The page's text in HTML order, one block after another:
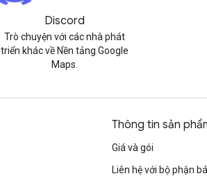
Discord
Trò chuyện với các nhà phát
triển khác về Nền tảng Google
Maps.
Thông tin sản
Giá và gói
Liên hệ với bộ phận